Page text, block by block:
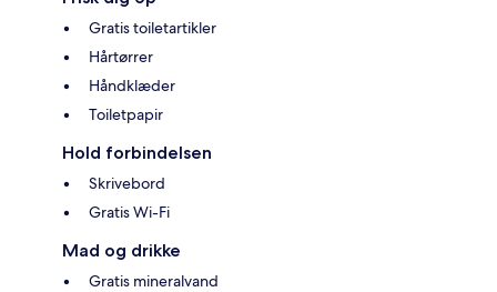
Gratis toiletartikler
Hårtørrer
Håndklæder
Toiletpapir
Hold forbindelsen
Skrivebord
Gratis Wi-Fi
Mad og drikke
Gratis mineralvand